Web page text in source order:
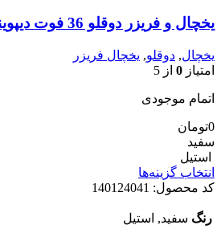
یخچال و فریزر دوقلو 36 فوت دیپوینت مدل Explore
یخچال, دوقلو, یخچال فریزر
امتیاز 0 از 5
اتمام موجودی
0تومان
سفید
استیل
انتخاب گزینه‌ها
کد محصول: 140124041
رنگ سفید, استیل